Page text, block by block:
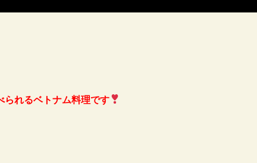
られるベトナム料理です